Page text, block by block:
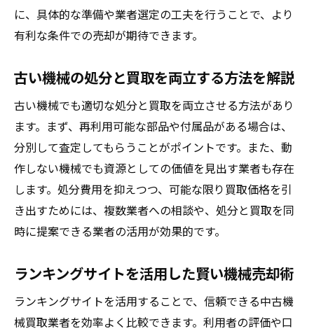
に、具体的な準備や業者選定の工夫を行うことで、より
有利な条件での売却が期待できます。
古い機械の処分と買取を両立する方法を解説
古い機械でも適切な処分と買取を両立させる方法があり
ます。まず、再利用可能な部品や付属品がある場合は、
分別して査定してもらうことがポイントです。また、動
作しない機械でも資源としての価値を見出す業者も存在
します。処分費用を抑えつつ、可能な限り買取価格を引
き出すためには、複数業者への相談や、処分と買取を同
時に提案できる業者の活用が効果的です。
ランキングサイトを活用した賢い機械売却術
ランキングサイトを活用することで、信頼できる中古機
械買取業者を効率よく比較できます。利用者の評価や口